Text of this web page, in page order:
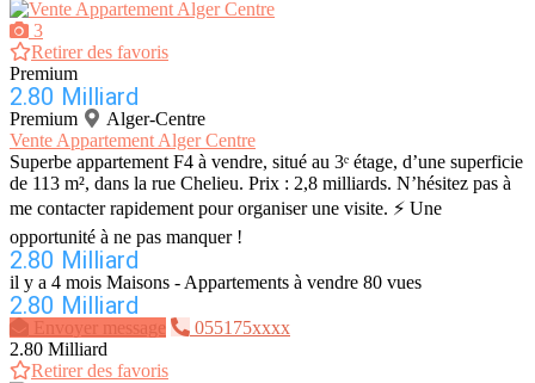
3
Retirer des favoris
Premium
2.80 Milliard
Premium
Alger-Centre
Vente Appartement Alger Centre
Superbe appartement F4 à vendre, situé au 3ᵉ étage, d’une superficie
de 113 m², dans la rue Chelieu. Prix : 2,8 milliards. N’hésitez pas à
me contacter rapidement pour organiser une visite. ⚡ Une
opportunité à ne pas manquer !
2.80 Milliard
il y a 4 mois Maisons - Appartements à vendre 80 vues
2.80 Milliard
Envoyer message
055175xxxx
2.80 Milliard
Retirer des favoris